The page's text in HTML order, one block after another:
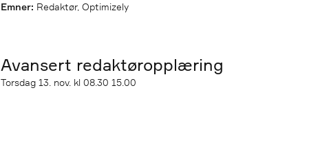
Emner: Redaktør, Optimizely
Avansert redaktøropplæring
Torsdag 13. nov. kl 08.30 15.00